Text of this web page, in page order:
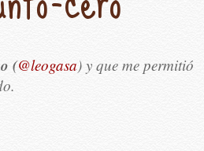
(@leogasa) y que me permitió